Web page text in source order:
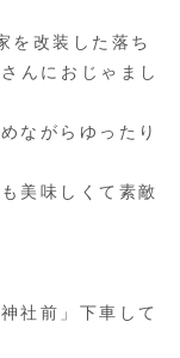
を改装した落ち
んにおじゃまし
ながらゆったり
美味しくて素敵
社前」下車して